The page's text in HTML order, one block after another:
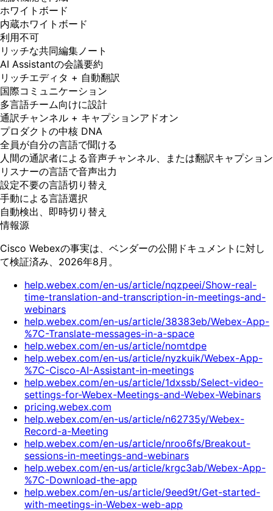
ホワイトボード
内蔵ホワイトボード
利用不可
リッチな共同編集ノート
AI Assistantの会議要約
リッチエディタ + 自動翻訳
国際コミュニケーション
多言語チーム向けに設計
通訳チャンネル + キャプションアドオン
プロダクトの中核 DNA
全員が自分の言語で聞ける
人間の通訳者による音声チャンネル、または翻訳キャプション
リスナーの言語で音声出力
設定不要の言語切り替え
手動による言語選択
自動検出、即時切り替え
情報源
Cisco Webexの事実は、ベンダーの公開ドキュメントに対し
て検証済み、2026年8月。
help.webex.com/en-us/article/nqzpeei/Show-real-
time-translation-and-transcription-in-meetings-and-
webinars
help.webex.com/en-us/article/38383eb/Webex-App-
%7C-Translate-messages-in-a-space
help.webex.com/en-us/article/nomtdpe
help.webex.com/en-us/article/nyzkuik/Webex-App-
%7C-Cisco-AI-Assistant-in-meetings
help.webex.com/en-us/article/1dxssb/Select-video-
settings-for-Webex-Meetings-and-Webex-Webinars
pricing.webex.com
help.webex.com/en-us/article/n62735y/Webex-
Record-a-Meeting
help.webex.com/en-us/article/nroo6fs/Breakout-
sessions-in-meetings-and-webinars
help.webex.com/en-us/article/krgc3ab/Webex-App-
%7C-Download-the-app
help.webex.com/en-us/article/9eed9t/Get-started-
with-meetings-in-Webex-web-app